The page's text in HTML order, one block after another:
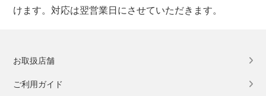
けます。対応は翌営業日にさせていただきます。
お取扱店舗
ご利用ガイド